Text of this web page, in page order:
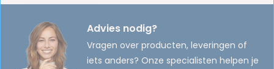
Advies nodig?
Vragen over producten, leveringen of
iets anders? Onze specialisten helpen je